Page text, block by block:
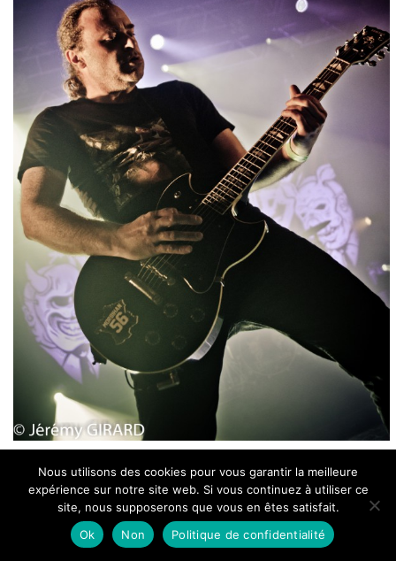
Touchés par l'actualité macabre de ces dernier
temps,Tagada joue non sans émotion mais
toujours avec leur rage habituelle "Vendredi 13" et
"Je suis démocratie". Un écho retentissant aux
Nous utilisons des cookies pour vous garantir la meilleure
expérience sur notre site web. Si vous continuez à utiliser ce
site, nous supposerons que vous en êtes satisfait.
Ok
Non Politique de confidentialité